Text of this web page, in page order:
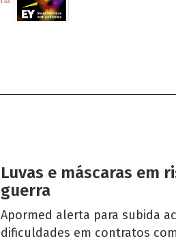
Luvas e máscaras em
guerra
Apormed alerta para subida
dificuldades em contratos